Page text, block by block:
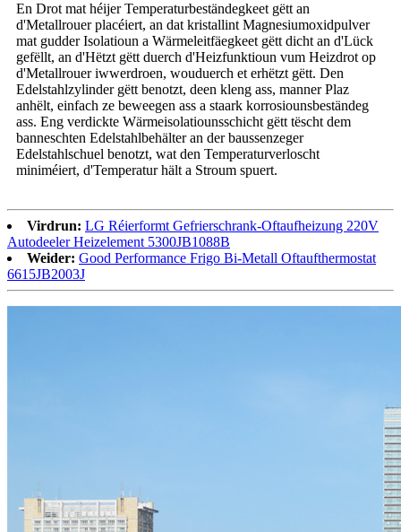
En Drot mat héijer Temperaturbeständegkeet gëtt an
d'Metallrouer placéiert, an dat kristallint Magnesiumoxidpulver
mat gudder Isolatioun a Wärmeleitfäegkeet gëtt dicht an d'Lück
gefëllt, an d'Hëtzt gëtt duerch d'Heizfunktioun vum Heizdrot op
d'Metallrouer iwwerdroen, wouduerch et erhëtzt gëtt. Den
Edelstahlzylinder gëtt benotzt, deen kleng ass, manner Plaz
anhëlt, einfach ze beweegen ass a staark korrosiounsbeständeg
ass. Eng verdickte Wärmeisolatiounsschicht gëtt tëscht dem
banneschten Edelstahlbehälter an der baussenzeger
Edelstahlschuel benotzt, wat den Temperaturverloscht
miniméiert, d'Temperatur hält a Stroum spuert.
Virdrun: LG Réierformt Gefrierschrank-Oftaufheizung 220V
Autodeeler Heizelement 5300JB1088B
Weider: Good Performance Frigo Bi-Metall Oftaufthermostat
6615JB2003J